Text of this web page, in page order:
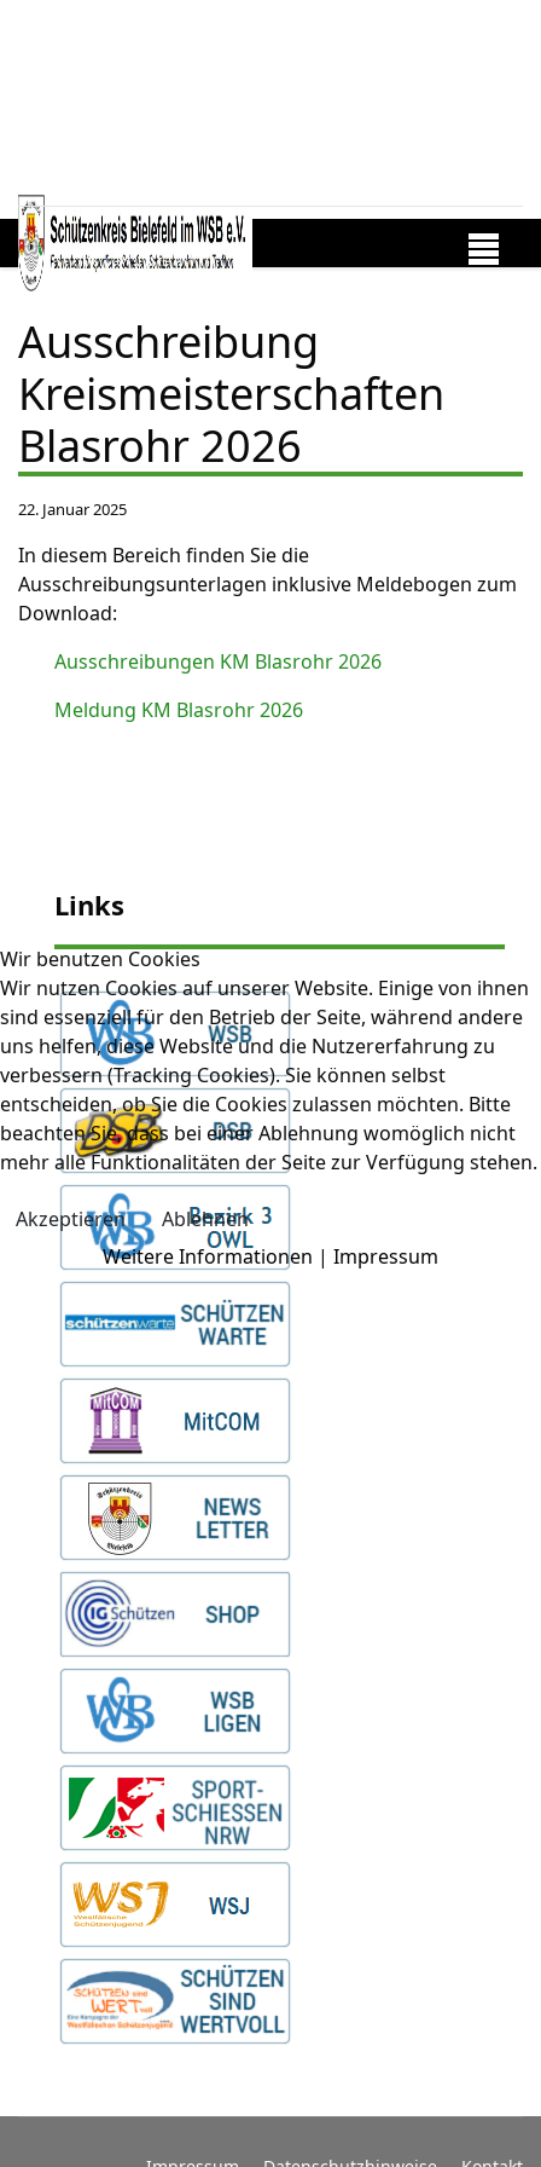
Ausschreibung
Kreismeisterschaften
Blasrohr 2026
22. Januar 2025
In diesem Bereich finden Sie die
Ausschreibungsunterlagen inklusive Meldebogen zum
Download:
Ausschreibungen KM Blasrohr 2026
Meldung KM Blasrohr 2026
Links
Wir benutzen Cookies
Wir nutzen Cookies auf unserer Website. Einige von ihnen
sind essenziell für den Betrieb der Seite, während andere
uns helfen, diese Website und die Nutzererfahrung zu
verbessern (Tracking Cookies). Sie können selbst
entscheiden, ob Sie die Cookies zulassen möchten. Bitte
beachten Sie, dass bei einer Ablehnung womöglich nicht
mehr alle Funktionalitäten der Seite zur Verfügung stehen.
Akzeptieren
Ablehnen
Weitere Informationen | Impressum